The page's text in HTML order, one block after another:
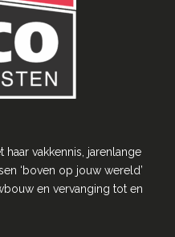
vakkennis, jarenlange
‘boven op jouw wereld’
en vervanging tot en